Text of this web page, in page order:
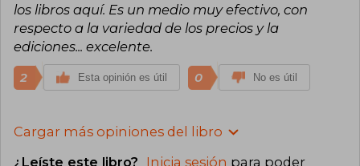
los libros aquí. Es un medio muy efectivo, con
respecto a la variedad de los precios y la
ediciones... excelente.
2 Esta opinión es útil 0 No es útil
Cargar más opiniones del libro
¿Leíste este libro? Inicia sesión para poder